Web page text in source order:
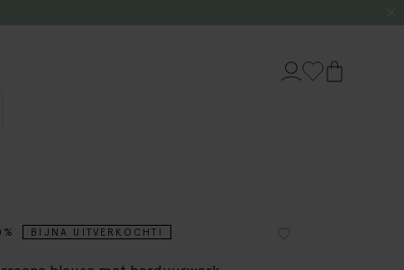
BIJNA UITVERKOCHT!